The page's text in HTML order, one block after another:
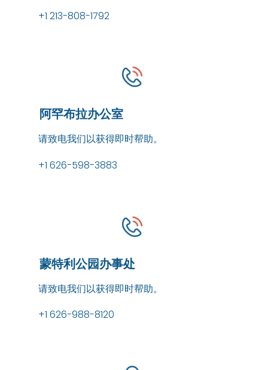
+1 213-808-1792
阿罕布拉办公室
请致电我们以获得即时帮助。
+1 626-598-3883
蒙特利公园办事处
请致电我们以获得即时帮助。
+1 626-988-8120